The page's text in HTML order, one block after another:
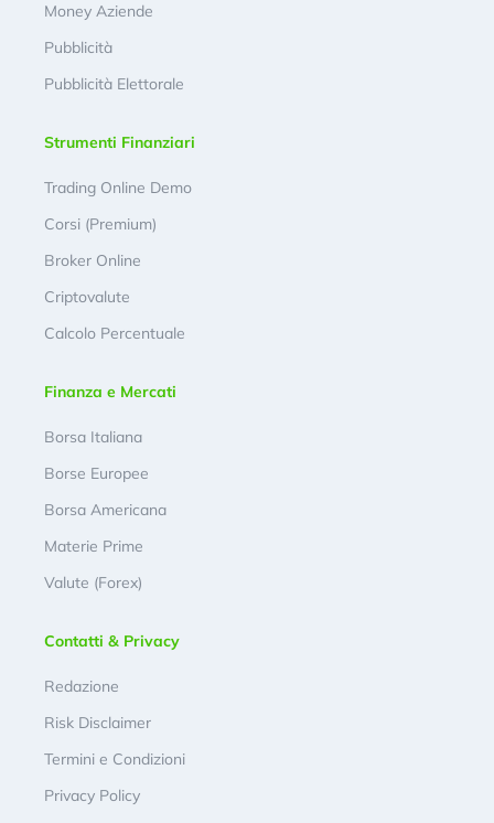
Money Aziende
Pubblicità
Pubblicità Elettorale
Strumenti Finanziari
Trading Online Demo
Corsi (Premium)
Broker Online
Criptovalute
Calcolo Percentuale
Finanza e Mercati
Borsa Italiana
Borse Europee
Borsa Americana
Materie Prime
Valute (Forex)
Contatti & Privacy
Redazione
Risk Disclaimer
Termini e Condizioni
Privacy Policy